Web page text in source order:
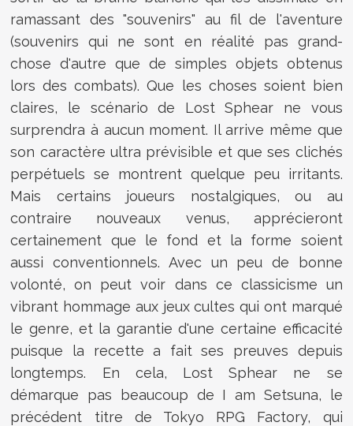
ramassant des "souvenirs" au fil de l'aventure
(souvenirs qui ne sont en réalité pas grand-
chose d'autre que de simples objets obtenus
lors des combats). Que les choses soient bien
claires, le scénario de Lost Sphear ne vous
surprendra à aucun moment. Il arrive même que
son caractère ultra prévisible et que ses clichés
perpétuels se montrent quelque peu irritants.
Mais certains joueurs nostalgiques, ou au
contraire nouveaux venus, apprécieront
certainement que le fond et la forme soient
aussi conventionnels. Avec un peu de bonne
volonté, on peut voir dans ce classicisme un
vibrant hommage aux jeux cultes qui ont marqué
le genre, et la garantie d'une certaine efficacité
puisque la recette a fait ses preuves depuis
longtemps. En cela, Lost Sphear ne se
démarque pas beaucoup de I am Setsuna, le
précédent titre de Tokyo RPG Factory, qui